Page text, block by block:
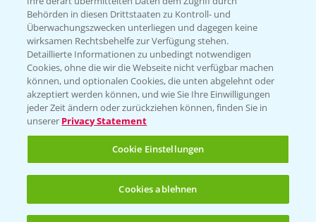
Folgen Sie uns
Allgemeine Nutzungsbedingungen
Datenschutzerklärung
Impressum
Gebrauchshinweise
Behörden in diesen Drittstaaten zu Kontroll- und
Überwachungszwecken unterliegen und dagegen keine
wirksamen Rechtsbehelfe zur Verfügung stehen.
Detaillierte Informationen zu unbedingt notwendigen
Cookies, ohne die wir die Webseite nicht verfügbar machen
können, und optionalen Cookies, die unten abgelehnt oder
akzeptiert werden können, und wie Sie Ihre Einwilligungen
jeder Zeit ändern oder zurückziehen können, finden Sie in
unserer Privacy Statement
Cookie Einstellungen
Cookies ablehnen